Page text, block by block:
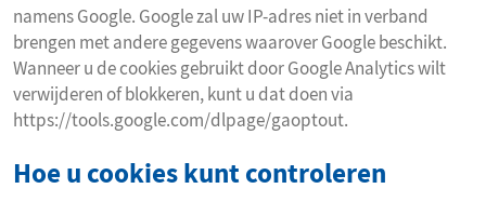
namens Google. Google zal uw IP-adres niet in verband
brengen met andere gegevens waarover Google beschikt.
Wanneer u de cookies gebruikt door Google Analytics wilt
verwijderen of blokkeren, kunt u dat doen via
https://tools.google.com/dlpage/gaoptout.
Hoe u cookies kunt controleren